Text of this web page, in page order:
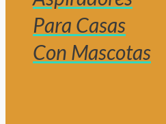
Para Casas
Con Mascotas